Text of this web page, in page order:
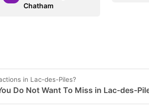
Chatham
in Lac-des-Piles?
Do Not Want To Miss in Lac-des-